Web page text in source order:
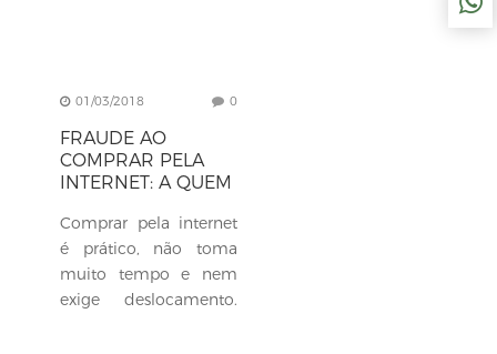
01/03/2018 0
FRAUDE AO
COMPRAR PELA
INTERNET: A QUEM
Comprar pela internet
é prático, não toma
muito tempo e nem
exige deslocamento.